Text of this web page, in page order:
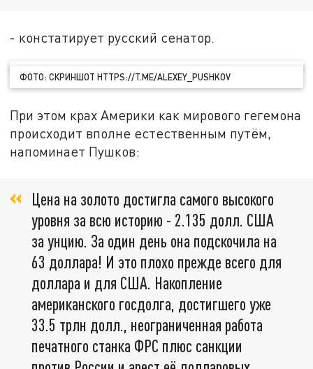
- констатирует русский сенатор.
ФОТО: СКРИНШОТ HTTPS://T.ME/ALEXEY_PUSHKOV
При этом крах Америки как мирового гегемона
происходит вполне естественным путём,
напоминает Пушков:
Цена на золото достигла самого высокого
уровня за всю историю - 2.135 долл. США
за унцию. За один день она подскочила на
63 доллара! И это плохо прежде всего для
доллара и для США. Накопление
американского госдолга, достигшего уже
33.5 трлн долл., неограниченная работа
печатного станка ФРС плюс санкции